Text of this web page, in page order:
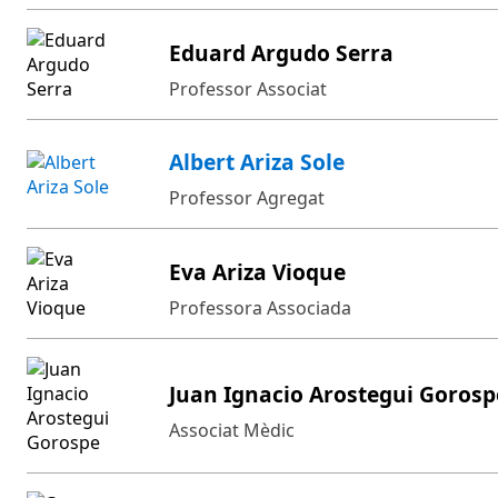
Eduard Argudo Serra
Professor Associat
Albert Ariza Sole
Professor Agregat
Eva Ariza Vioque
Professora Associada
Juan Ignacio Arostegui
Associat Mèdic